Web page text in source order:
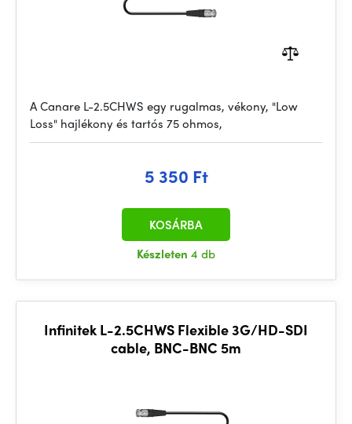
A Canare L-2.5CHWS egy rugalmas, vékony, "Low
Loss" hajlékony és tartós 75 ohmos,
5 350 Ft
Készleten 4 db
KOSÁRBA
Infinitek L-2.5CHWS Flexible 3G/HD-SDI
cable, BNC-BNC 5m